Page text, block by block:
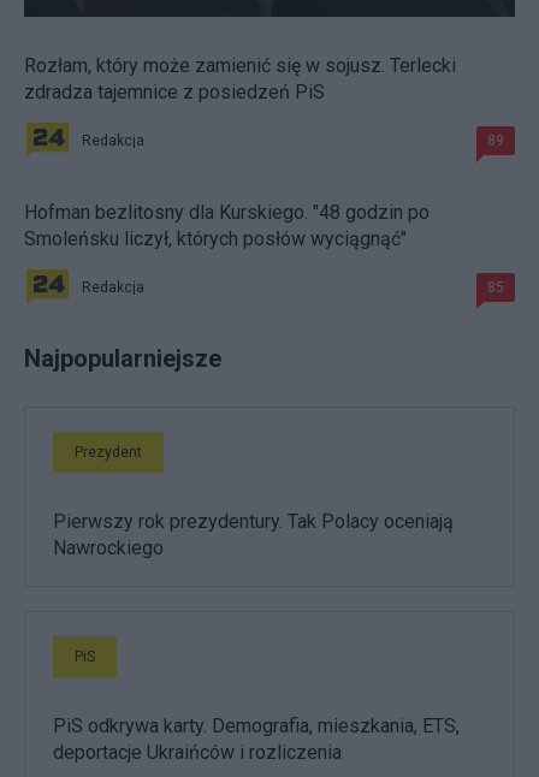
Rozłam, który może zamienić się w sojusz. Terlecki
zdradza tajemnice z posiedzeń PiS
Redakcja 89
Hofman bezlitosny dla Kurskiego. "48 godzin po
Smoleńsku liczył, których posłów wyciągnąć"
Redakcja 85
Najpopularniejsze
Prezydent
Pierwszy rok prezydentury. Tak Polacy oceniają
Nawrockiego
PiS
PiS odkrywa karty. Demografia, mieszkania, ETS,
deportacje Ukraińców i rozliczenia